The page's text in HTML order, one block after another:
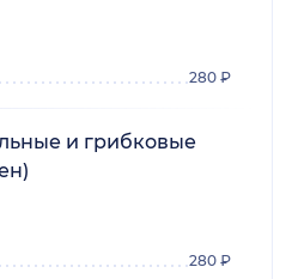
280 ₽
и грибковые
280 ₽